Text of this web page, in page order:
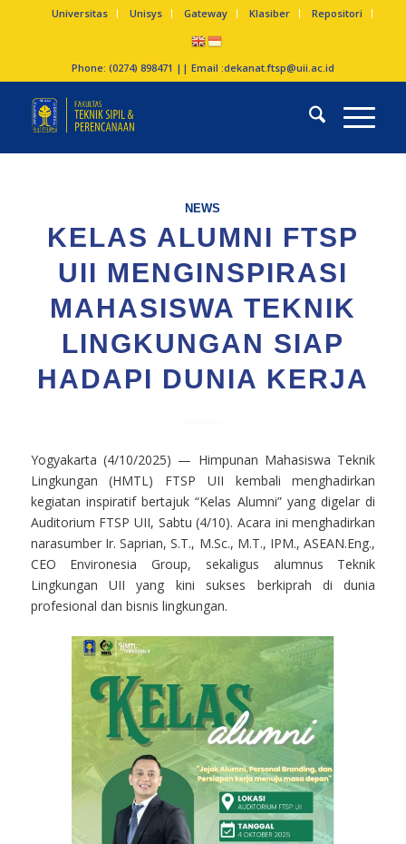
Universitas Unisys Gateway Klasiber Repositori
Phone: (0274) 898471 || Email :dekanat.ftsp@uii.ac.id
NEWS
KELAS ALUMNI FTSP
UII MENGINSPIRASI
MAHASISWA TEKNIK
LINGKUNGAN SIAP
HADAPI DUNIA KERJA
Yogyakarta (4/10/2025) — Himpunan Mahasiswa Teknik
Lingkungan (HMTL) FTSP UII kembali menghadirkan
kegiatan inspiratif bertajuk “Kelas Alumni” yang digelar di
Auditorium FTSP UII, Sabtu (4/10). Acara ini menghadirkan
narasumber Ir. Saprian, S.T., M.Sc., M.T., IPM., ASEAN.Eng.,
CEO Environesia Group, sekaligus alumnus Teknik
Lingkungan UII yang kini sukses berkiprah di dunia
profesional dan bisnis lingkungan.